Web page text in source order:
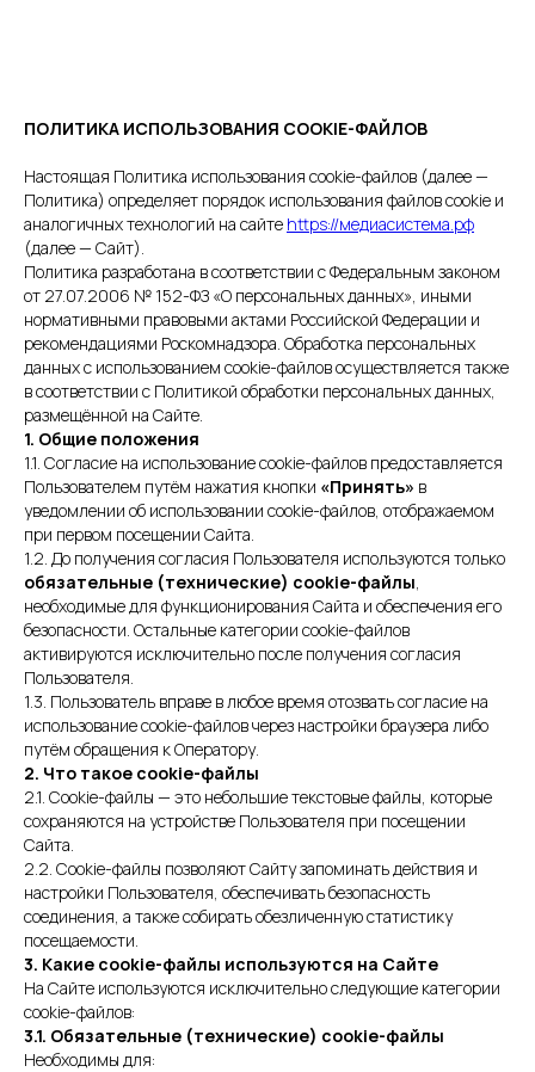
ПОЛИТИКА ИСПОЛЬЗОВАНИЯ COOKIE-ФАЙЛОВ
Настоящая Политика использования cookie-файлов (далее —
Политика) определяет порядок использования файлов cookie и
аналогичных технологий на сайте https://медиасистема.рф
(далее — Сайт).
Политика разработана в соответствии с Федеральным законом
от 27.07.2006 № 152-ФЗ «О персональных данных», иными
нормативными правовыми актами Российской Федерации и
рекомендациями Роскомнадзора. Обработка персональных
данных с использованием cookie-файлов осуществляется также
в соответствии с Политикой обработки персональных данных,
размещённой на Сайте.
1. Общие положения
1.1. Согласие на использование cookie-файлов предоставляется
Пользователем путём нажатия кнопки «Принять» в
уведомлении об использовании cookie-файлов, отображаемом
при первом посещении Сайта.
1.2. До получения согласия Пользователя используются только
обязательные (технические) cookie-файлы,
необходимые для функционирования Сайта и обеспечения его
безопасности. Остальные категории cookie-файлов
активируются исключительно после получения согласия
Пользователя.
1.3. Пользователь вправе в любое время отозвать согласие на
использование cookie-файлов через настройки браузера либо
путём обращения к Оператору.
2. Что такое cookie-файлы
2.1. Cookie-файлы — это небольшие текстовые файлы, которые
сохраняются на устройстве Пользователя при посещении
Сайта.
2.2. Cookie-файлы позволяют Сайту запоминать действия и
настройки Пользователя, обеспечивать безопасность
соединения, а также собирать обезличенную статистику
посещаемости.
3. Какие cookie-файлы используются на Сайте
На Сайте используются исключительно следующие категории
cookie-файлов:
3.1. Обязательные (технические) cookie-файлы
Необходимы для: